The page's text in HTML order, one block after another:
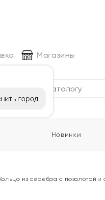
город
Магазины
Новинки
из серебра с позолотой и